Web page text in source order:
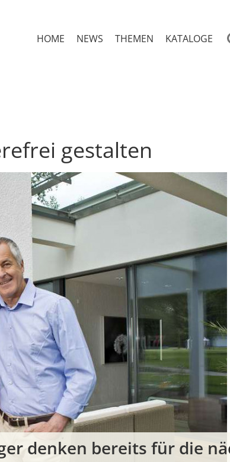
HOME NEWS THEMEN KATALOGE
gestalten
denken bereits für die